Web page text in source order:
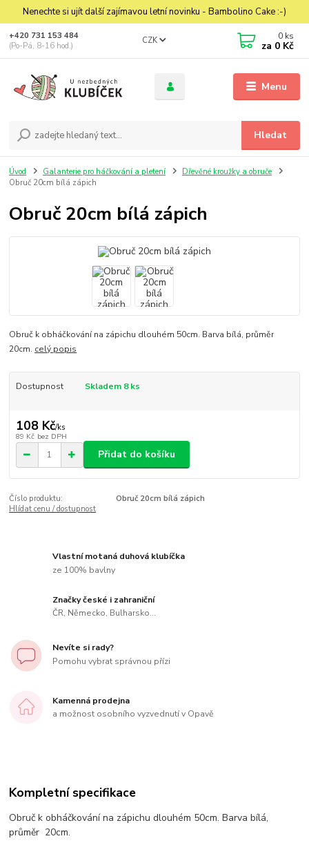
Nenechte si ujít další zajímavou letní novinku - Bambolino Cake :-)
Menu
CZK
Hledat
+420 731 153 484
(Po-Pá, 8-16 hod.)
0 ks
za 0 Kč
Úvod Galanterie pro háčkování a pletení
Dřevěné kroužky a obruče
Obruč 20cm bílá zápich
Obruč 20cm bílá zápich
Obruč k obháčkování na zápichu dlouhém 50cm. Barva bílá, průměr
20cm. celý popis
Dostupnost Skladem 8 ks
108 Kč/ks
89 Kč bez DPH
Přidat do košíku
Číslo produktu:
Obruč 20cm bílá zápich
Hlídat cenu / dostupnost
Vlastní motaná duhová klubíčka
ze 100% bavlny
Značky české i zahraniční
ČR, Německo, Bulharsko...
Nevíte si rady?
Pomohu vybrat správnou přízi
Kamenná prodejna
a možnost osobního vyzvednutí v Opavě
Kompletní specifikace
Obruč k obháčkování na zápichu dlouhém 50cm. Barva bílá,
průměr 20cm.